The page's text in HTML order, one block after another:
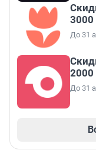
3000
До 31
До 31